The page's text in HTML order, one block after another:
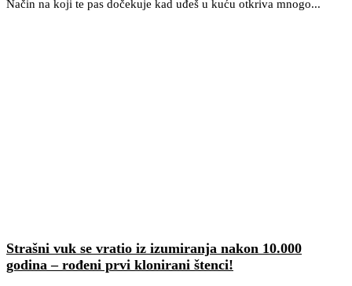
Način na koji te pas dočekuje kad uđeš u kuću otkriva mnogo...
Strašni vuk se vratio iz izumiranja nakon 10.000
godina – rođeni prvi klonirani štenci!